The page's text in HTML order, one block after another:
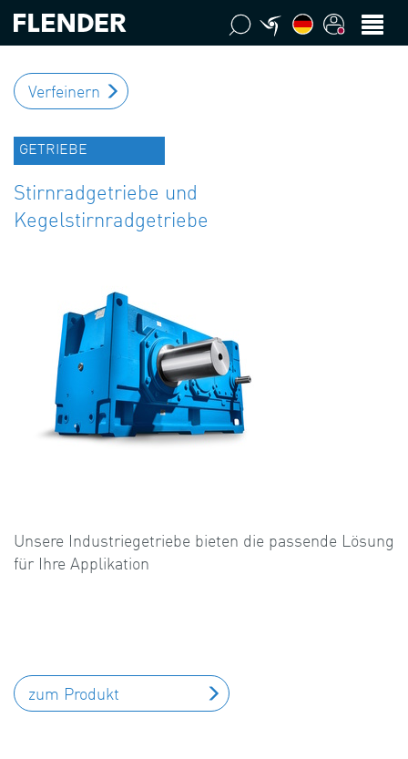
Verfeinern
GETRIEBE
Stirnradgetriebe und
Kegelstirnradgetriebe
Unsere Industriegetriebe bieten die passende Lösung
für Ihre Applikation
zum Produkt